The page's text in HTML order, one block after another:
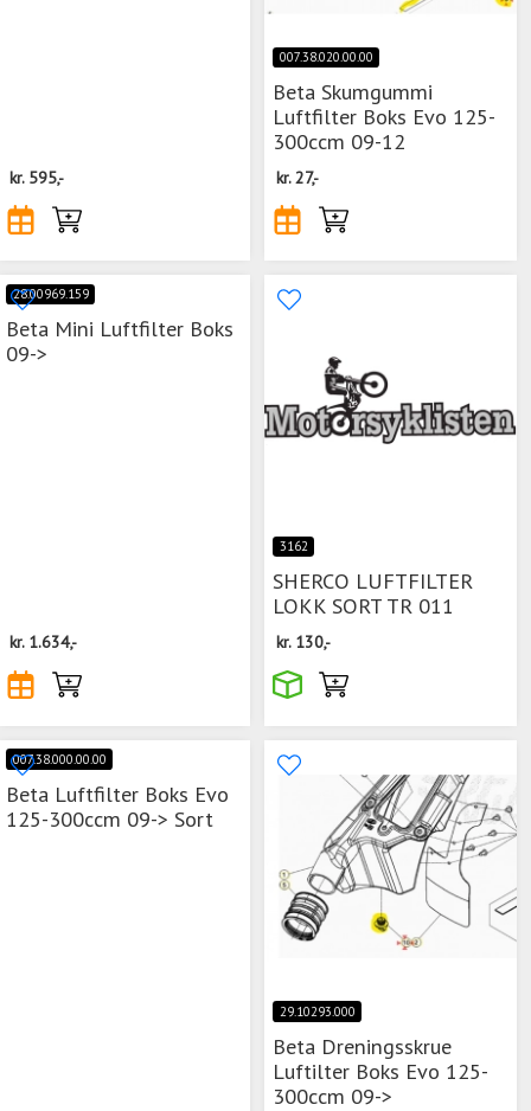
kr. 595,-
007.38.020.00.00
Beta Skumgummi
Luftfilter Boks Evo 125-
300ccm 09-12
kr.27,-
28.00969.159
Beta Mini Luftfilter Boks
09->
kr. 1.634,-
3162
SHERCO LUFTFILTER
LOKK SORT TR 011
kr. 130,-
007.38.000.00.00
Beta Luftfilter Boks Evo
125-300ccm 09-> Sort
29.10293.000
Beta Dreningsskrue
Luftilter Boks Evo 125-
300ccm 09->